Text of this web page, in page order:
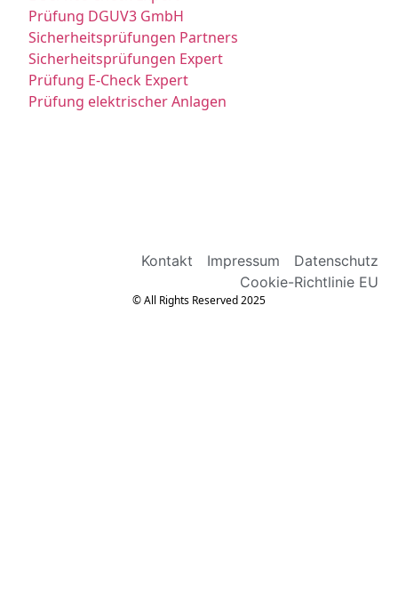
Prüfung DGUV3 GmbH
Sicherheitsprüfungen Partners
Sicherheitsprüfungen Expert
Prüfung E-Check Expert
Prüfung elektrischer Anlagen
Kontakt Impressum
Datenschutz
Cookie-Richtlinie EU
© All Rights Reserved 2025